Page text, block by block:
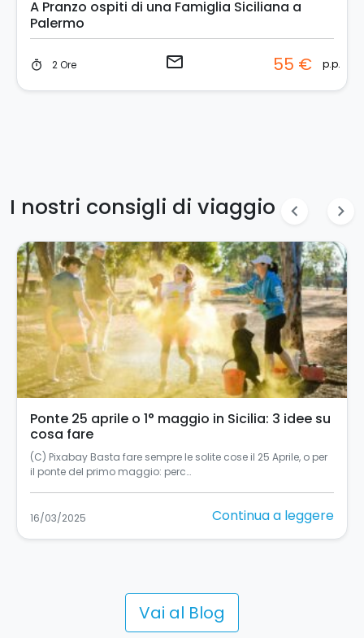
A Pranzo ospiti di una Famiglia Siciliana a
Palermo
timer 2 Ore email 55 € p.p.
I nostri consigli di viaggio chevron_left chevron_right
Ponte 25 aprile o 1° maggio in Sicilia: 3 idee su
cosa fare
(C) Pixabay Basta fare sempre le solite cose il 25 Aprile, o per
il ponte del primo maggio: perc…
16/03/2025 Continua a leggere
Vai al Blog